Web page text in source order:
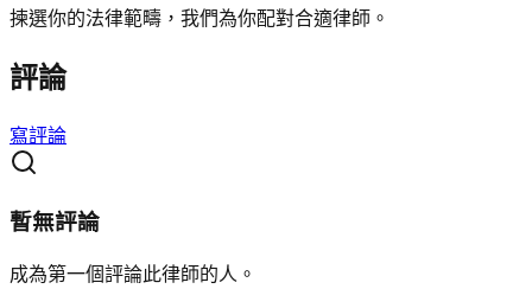
揀選你的法律範疇，我們為你配對合適律師。
評論
寫評論
暫無評論
成為第一個評論此律師的人。